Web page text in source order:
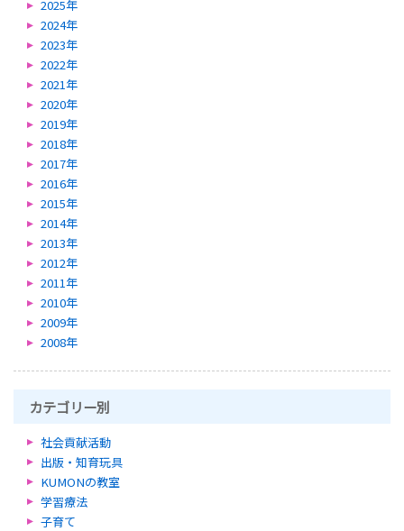
2025年
2024年
2023年
2022年
2021年
2020年
2019年
2018年
2017年
2016年
2015年
2014年
2013年
2012年
2011年
2010年
2009年
2008年
カテゴリー別
社会貢献活動
出版・知育玩具
KUMONの教室
学習療法
子育て